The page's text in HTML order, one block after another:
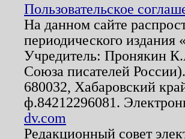
Пользовательское
На данном сайте
периодического
Учредитель: Пронякин
Союза писателей
680032, Хабаровский
ф.84212296081.
dv.com
Редакционный совет